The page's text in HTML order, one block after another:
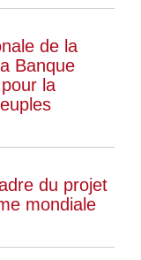
de la
Banque
la
du projet
mondiale